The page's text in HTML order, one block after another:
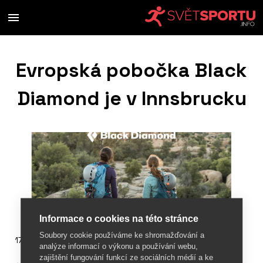
Evropská pobočka Black
Diamond je v Innsbrucku
17. ledna 2018
Informace o cookies na této stránce
Soubory cookie používáme ke shromažďování a
analýze informací o výkonu a používání webu,
zajištění fungování funkcí ze sociálních médií a ke